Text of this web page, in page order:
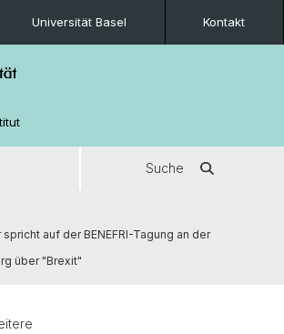
Universität Basel Kontakt
Suche
auf der BENEFRI-Tagung an der
über "Brexit"